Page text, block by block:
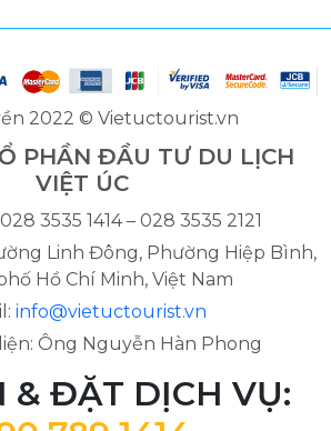
2022 © Vietuctourist.vn
PHẦN ĐẦU TƯ DU LỊCH
VIỆT ÚC
3535 1414 – 028 3535 2121
Linh Đông, Phường Hiệp Bình,
Hồ Chí Minh, Việt Nam
info@vietuctourist.vn
Ông Nguyễn Hàn Phong
& ĐẶT DỊCH VỤ: